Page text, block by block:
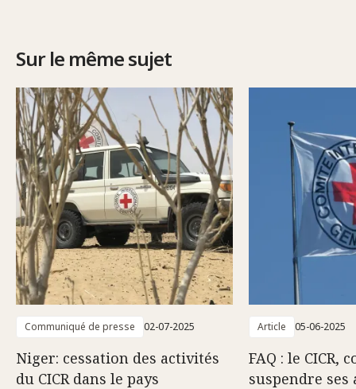
Sur le même sujet
Communiqué de presse 02-07-2025
Niger: cessation des activités
du CICR dans le pays
Article 05-06-2025
FAQ : le CICR,
suspendre ses